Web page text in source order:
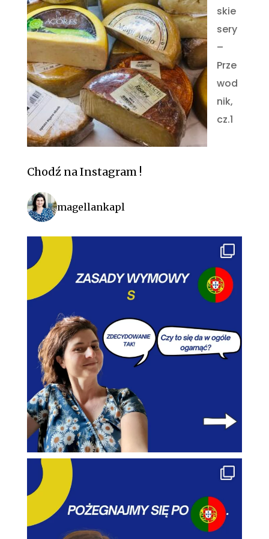
skie
sery
–
Prze
wod
nik,
cz.1
Chodź na Instagram !
magellankapl